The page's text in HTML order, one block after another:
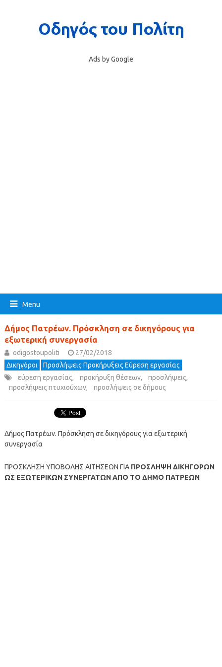
Ads by Google
Menu
Δήμος Πατρέων. Πρόσκληση σε δικηγόρους για
εξωτερική συνεργασία
odigostoupoliti
27/02/2018
Δικηγόροι
Προσλήψεις Προκήρυξεις Εύρεση εργασίας
εύρεση εργασίας, προκήρυξη θέσεων, προσλήψεις,
προσλήψεις πτυχιούχων, προσλήψεις σε δήμους
Δήμος Πατρέων. Πρόσκληση σε δικηγόρους για εξωτερική
συνεργασία
ΠΡΟΣΚΛΗΣΗ ΥΠΟΒΟΛΗΣ ΑΙΤΗΣΕΩΝ ΓΙΑ ΠΡΟΣΛΗΨΗ ΔΙΚΗΓΟΡΩΝ
ΩΣ ΕΞΩΤΕΡΙΚΩΝ ΣΥΝΕΡΓΑΤΩΝ ΑΠΟ ΤΟ ΔΗΜΟ ΠΑΤΡΕΩΝ